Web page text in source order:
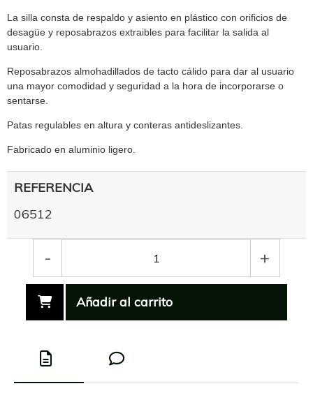
La silla consta de respaldo y asiento en plástico con orificios de
desagüe y reposabrazos extraibles para facilitar la salida al
usuario.
Reposabrazos almohadillados de tacto cálido para dar al usuario
una mayor comodidad y seguridad a la hora de incorporarse o
sentarse.
Patas regulables en altura y conteras antideslizantes.
Fabricado en aluminio ligero.
REFERENCIA
06512
- +
Añadir al carrito